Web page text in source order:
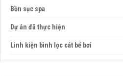
Bồn sục spa
Dự án đã thực hiện
Linh kiện bình lọc cát bể bơi